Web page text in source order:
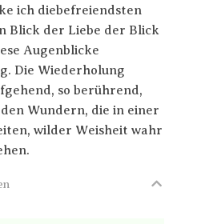
ich diebefreiendsten
Blick der Liebe der Blick
Augenblicke
Die Wiederholung
so berührend,
Wundern, die in einer
wilder Weisheit wahr